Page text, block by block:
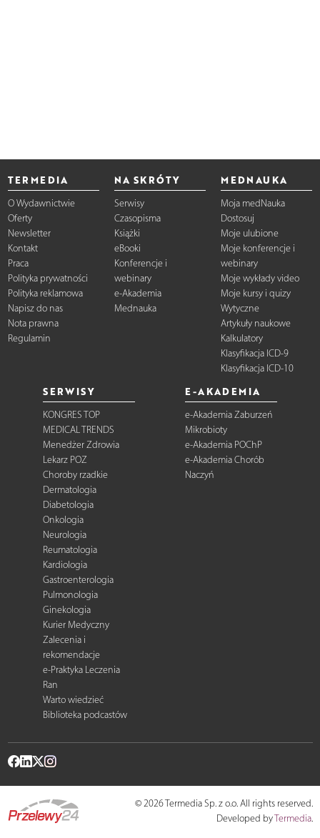
TERMEDIA
O Wydawnictwie
Oferty
Newsletter
Kontakt
Praca
Polityka prywatności
Polityka reklamowa
Napisz do nas
Nota prawna
Regulamin
NA SKRÓTY
Serwisy
Czasopisma
Książki
eBooki
Konferencje i
webinary
e-Akademia
Mednauka
MEDNAUKA
Moja medNauka
Dostosuj
Moje ulubione
Moje konferencje i
webinary
Moje wykłady video
Moje kursy i quizy
Wytyczne
Artykuły naukowe
Kalkulatory
Klasyfikacja ICD-9
Klasyfikacja ICD-10
SERWISY
KONGRES TOP
MEDICAL TRENDS
Menedżer Zdrowia
Lekarz POZ
Choroby rzadkie
Dermatologia
Diabetologia
Onkologia
Neurologia
Reumatologia
Kardiologia
Gastroenterologia
Pulmonologia
Ginekologia
Kurier Medyczny
Zalecenia i
rekomendacje
e-Praktyka Leczenia
Ran
Warto wiedzieć
Biblioteka podcastów
E-AKADEMIA
e-Akademia Zaburzeń
Mikrobioty
e-Akademia POChP
e-Akademia Chorób
Naczyń
© 2026 Termedia Sp. z o.o. All rights reserved.
Developed byTermedia.